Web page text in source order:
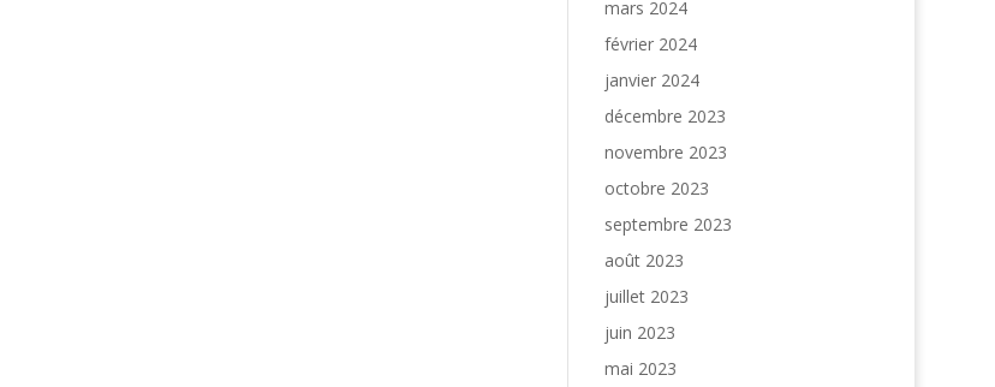
mars 2024
février 2024
janvier 2024
décembre 2023
novembre 2023
octobre 2023
septembre 2023
août 2023
juillet 2023
juin 2023
mai 2023